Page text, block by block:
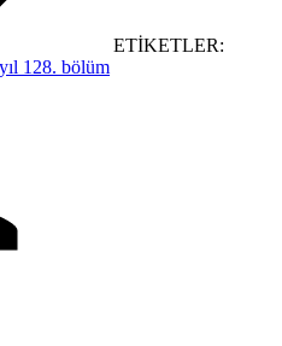
ETİKETLER:
128. bölüm